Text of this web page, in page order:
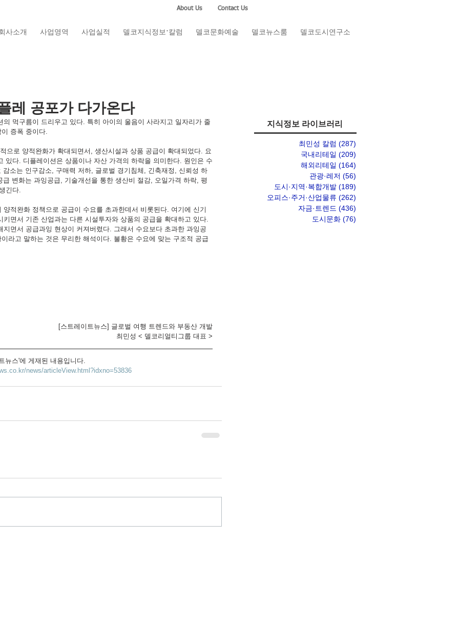
사소개 사업영역 사업실적 델코지식정보·칼럼 델코문화예술 델코뉴스룸 델코도시연구소
About Us Contact Us
지식정보 라이브러리
최민성 칼럼 (287)
국내리테일 (209)
해외리테일 (164)
관광·레저 (56)
도시·지역·복합개발 (189)
오피스·주거·산업물류 (262)
자금·트렌드 (436)
도시문화 (76)
레 공포가 다가온다
의 먹구름이 드리우고 있다. 특히 아이의 울음이 사라지고 일자리가 줄
증폭 중이다.
으로 양적완화가 확대되면서, 생산시설과 상품 공급이 확대되었다. 요
있다. 디플레이션은 상품이나 자산 가격의 하락을 의미한다. 원인은 수
소는 인구감소, 구매력 저하, 글로벌 경기침체, 긴축재정, 신뢰성 하
변화는 과잉공급, 기술개선을 통한 생산비 절감, 오일가격 하락, 평
긴다.
적완화 정책으로 공급이 수요를 초과한데서 비롯된다. 여기에 신기
면서 기존 산업과는 다른 시설투자와 상품의 공급을 확대하고 있다.
면서 공급과잉 현상이 커져버렸다. 그래서 수요보다 초과한 과잉공
라고 말하는 것은 무리한 해석이다. 불황은 수요에 맞는 구조적 공급
[스트레이트뉴스] 글로벌 여행 트렌드와 부동산 개발
최민성 < 델코리얼티그룹 대표 >
뉴스'에 게재된 내용입니다.
news/articleView.html?idxno=53836